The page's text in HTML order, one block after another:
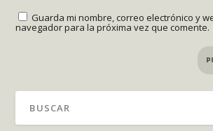
Guarda mi nombre, correo electrónico y
navegador para la próxima vez que comente.